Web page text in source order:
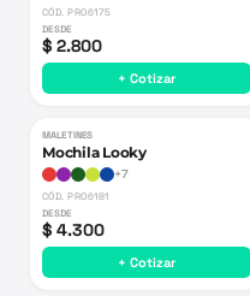
CÓD.PRO6175
DESDE
$ 2.800
+ Cotizar
MALETINES
Mochila Looky
+7
CÓD.PRO6181
DESDE
$ 4.300
+ Cotizar